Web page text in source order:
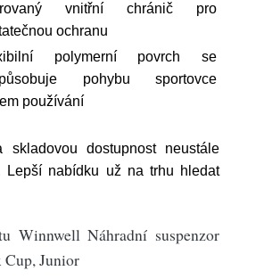
vnitřní chránič pro
ochranu
polymerní povrch se
pohybu sportovce
používání
dostupnost neustále
Lepší nabídku už na trhu hledat
Winnwell Náhradní suspenzor
Junior